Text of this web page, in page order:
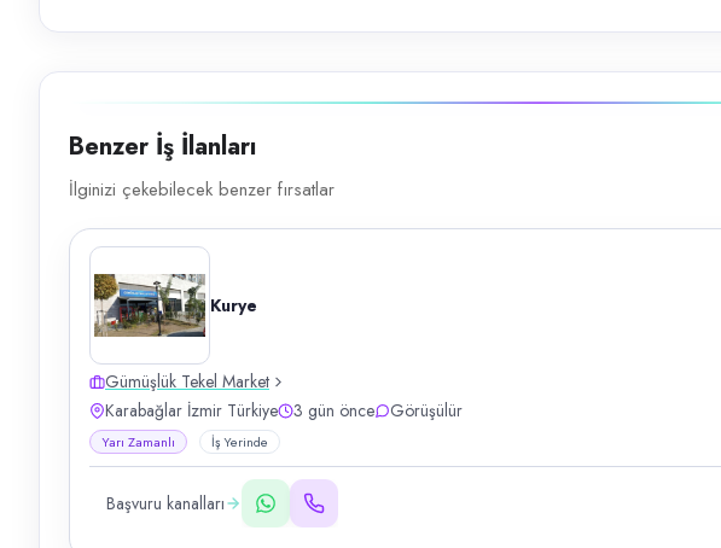
Benzer İş İlanları
İlginizi çekebilecek benzer fırsatlar
Kurye
Gümüşlük Tekel Market
Karabağlar İzmir Türkiye
3 gün önce Görüşülür
Yarı Zamanlı İş Yerinde
Başvuru kanalları